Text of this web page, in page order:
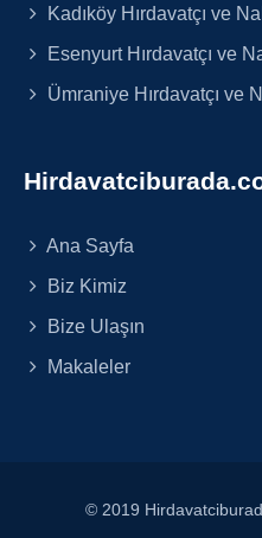
Kadıköy Hırdavatçı ve
Esenyurt Hırdavatçı ve
Ümraniye Hırdavatçı ve
Ana Sayfa
Biz Kimiz
Bize Ulaşın
Makaleler
© 2019